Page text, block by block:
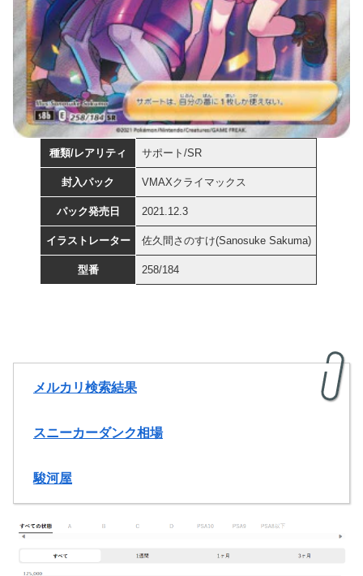
種類/レアリティ サポート/SR
封入パック VMAXクライマックス
パック発売日 2021.12.3
イラストレーター 佐久間さのすけ(Sanosuke Sakuma)
型番 258/184
メルカリ検索結果
スニーカーダンク相場
駿河屋